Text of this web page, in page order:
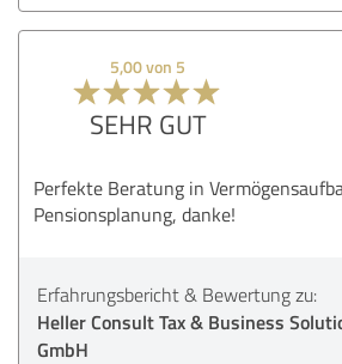
5,00 von 5
SEHR GUT
Perfekte Beratung in
Pensionsplanung, danke!
Erfahrungsbericht & Bewertung zu:
Heller Consult Tax & Business
GmbH